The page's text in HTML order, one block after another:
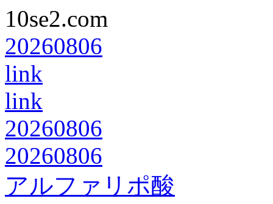
10se2.com
20260806
link
link
20260806
20260806
アルファリポ酸